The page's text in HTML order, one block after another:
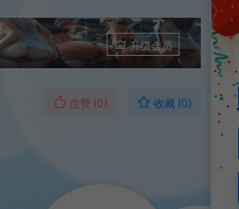
升级会员
点赞 (0) 收藏 (0)